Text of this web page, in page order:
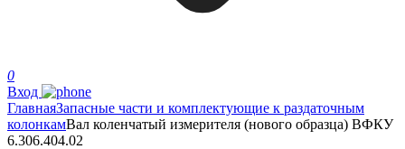
0
Вход
ГлавнаяЗапасные части и комплектующие к раздаточным
колонкамВал коленчатый измерителя (нового образца) ВФКУ
6.306.404.02